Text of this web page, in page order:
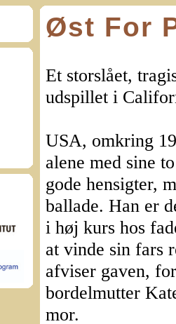
Øst For
Et storslået,
udspillet i
USA, omkring
alene med sine
gode hensigter,
ballade. Han er
i høj kurs hos
at vinde sin fars
afviser gaven,
bordelmutter
mor.